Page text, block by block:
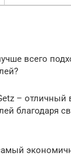
всего
– отличный
благодаря